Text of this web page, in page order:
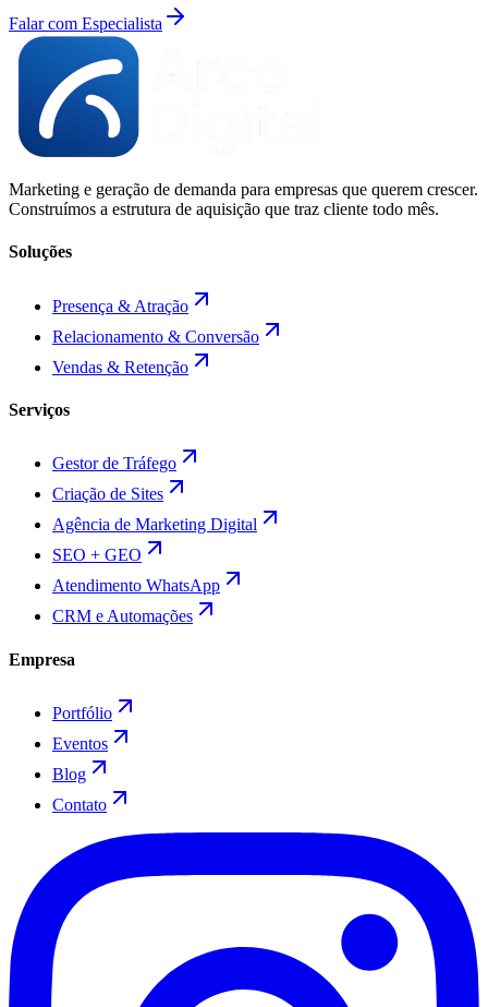
Falar com Especialista
Marketing e geração de demanda para empresas que querem crescer.
Construímos a estrutura de aquisição que traz cliente todo mês.
Soluções
Presença & Atração
Relacionamento & Conversão
Vendas & Retenção
Serviços
Gestor de Tráfego
Criação de Sites
Agência de Marketing Digital
SEO + GEO
Atendimento WhatsApp
CRM e Automações
Empresa
Portfólio
Eventos
Blog
Contato